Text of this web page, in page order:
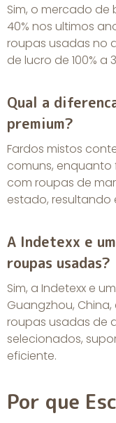
Sim, o mercado de
40% nos ultimos
roupas usadas no
de lucro de 100% a
Qual a
premium?
Fardos mistos
comuns, enquanto
com roupas de
estado, resultando
A Indetexx e
roupas usadas?
Sim, a Indetexx e
Guangzhou,
roupas usadas de
selecionados,
eficiente.
Por que